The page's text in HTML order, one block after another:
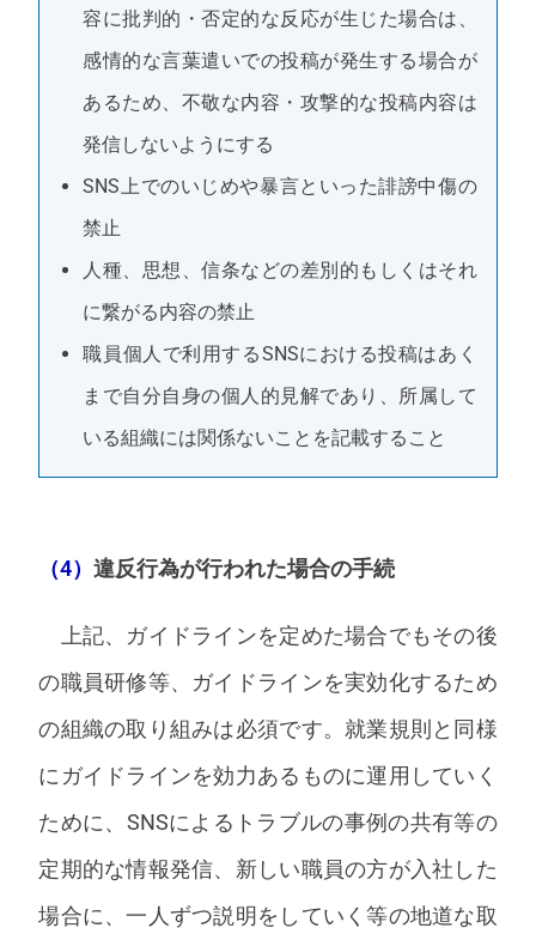
容に批判的・否定的な反応が生じた場合は、
感情的な言葉遣いでの投稿が発生する場合が
あるため、不敬な内容・攻撃的な投稿内容は
発信しないようにする
SNS上でのいじめや暴言といった誹謗中傷の
禁止
人種、思想、信条などの差別的もしくはそれ
に繋がる内容の禁止
職員個人で利用するSNSにおける投稿はあく
まで自分自身の個人的見解であり、所属して
いる組織には関係ないことを記載すること
（4）違反行為が行われた場合の手続
上記、ガイドラインを定めた場合でもその後
の職員研修等、ガイドラインを実効化するため
の組織の取り組みは必須です。就業規則と同様
にガイドラインを効力あるものに運用していく
ために、SNSによるトラブルの事例の共有等の
定期的な情報発信、新しい職員の方が入社した
場合に、一人ずつ説明をしていく等の地道な取